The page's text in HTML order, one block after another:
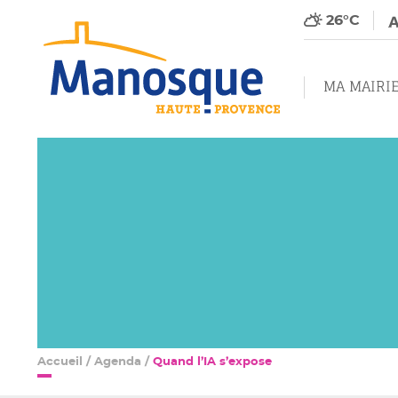
26°C
MA MAIRIE
Accueil / Agenda / Quand l’IA s’expose